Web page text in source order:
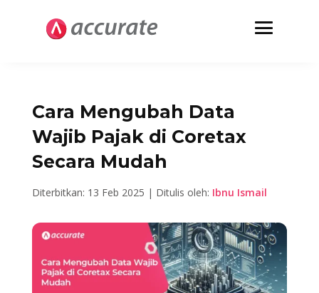
Cara Mengubah Data
Wajib Pajak di Coretax
Secara Mudah
Diterbitkan: 13 Feb 2025 | Ditulis oleh: Ibnu Ismail